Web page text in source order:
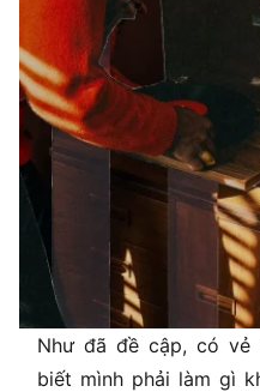
Như đã đề cập, có vẻ
biết mình phải làm gì